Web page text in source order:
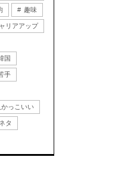
趣味
リアアップ
国
手
かっこいい
タ